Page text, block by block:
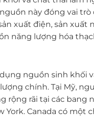
này đóng vai trò
xuất điện, sản xuất
năng lượng hóa
dụng nguồn sinh khối
chính. Tại Mỹ,
rộng rãi tại các bang
York. Canada có một